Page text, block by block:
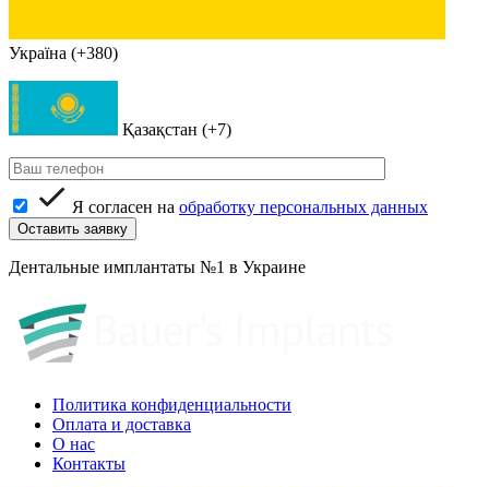
Україна (+380)
Қазақстан (+7)
Я согласен на обработку персональных данных
Дентальные имплантаты №1 в Украине
Политика конфиденциальности
Оплата и доставка
О нас
Контакты